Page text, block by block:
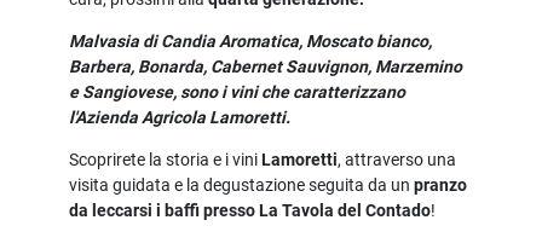
Malvasia di Candia Aromatica, Moscato bianco,
Barbera, Bonarda, Cabernet Sauvignon, Marzemino
e Sangiovese, sono i vini che caratterizzano
l'Azienda Agricola Lamoretti.
Scoprirete la storia e i viniLamoretti, attraverso una
visita guidata e la degustazione seguita da un pranzo
da leccarsi i baffi presso La Tavola del Contado!